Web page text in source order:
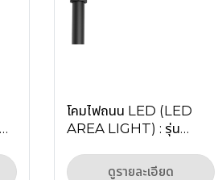
โคมไฟถนน LED (LED
AREA LIGHT) : รุ่น
ดูรายละเอียด